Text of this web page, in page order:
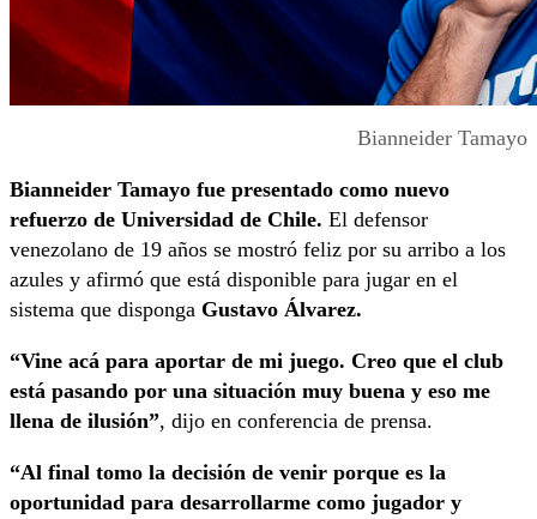
Bianneider Tamayo
Bianneider Tamayo fue presentado como nuevo
refuerzo de Universidad de Chile. El defensor
venezolano de 19 años se mostró feliz por su arribo a los
azules y afirmó que está disponible para jugar en el
sistema que disponga Gustavo Álvarez.
“Vine acá para aportar de mi juego. Creo que el club
está pasando por una situación muy buena y eso me
llena de ilusión”, dijo en conferencia de prensa.
“Al final tomo la decisión de venir porque es la
oportunidad para desarrollarme como jugador y